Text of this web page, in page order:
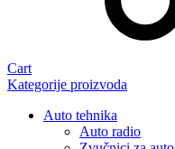
Cart
Kategorije proizvoda
Auto tehnika
Auto radio